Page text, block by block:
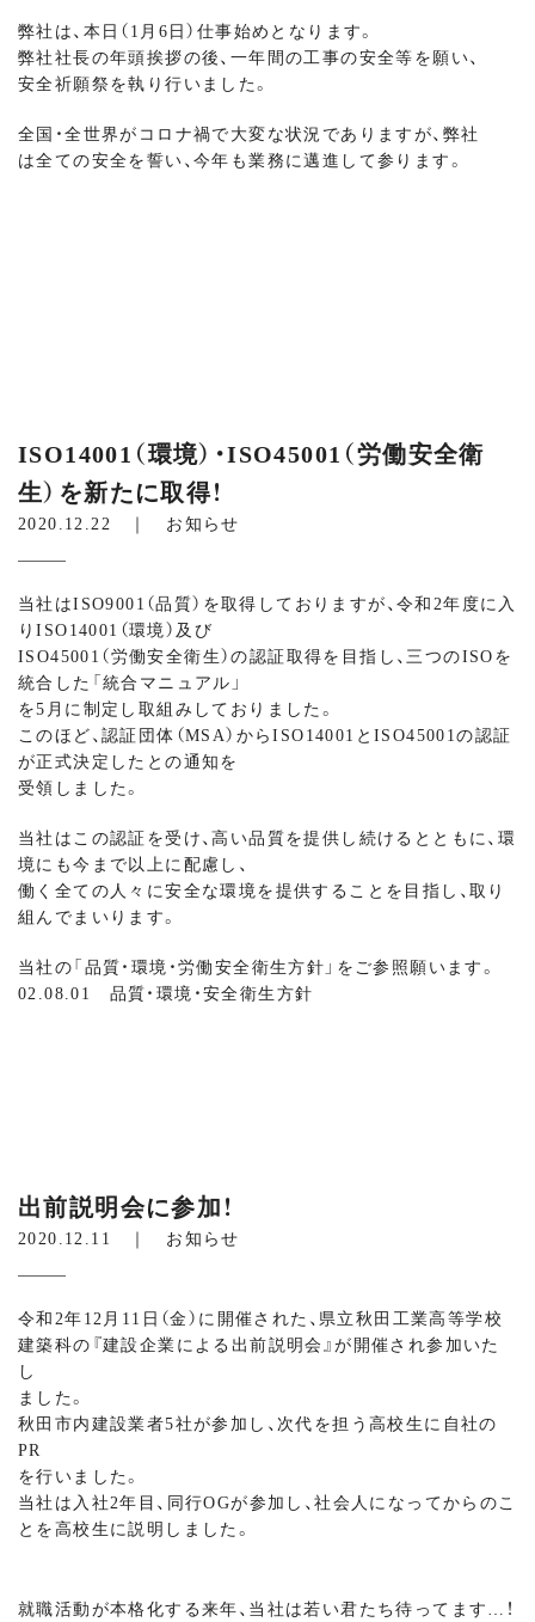
弊社は、本日（1月6日）仕事始めとなります。
弊社社長の年頭挨拶の後、一年間の工事の安全等を願い、
安全祈願祭を執り行いました。
全国・全世界がコロナ禍で大変な状況でありますが、弊社
は全ての安全を誓い、今年も業務に邁進して参ります。
ISO14001（環境）・ISO45001（労働安全衛
生）を新たに取得！
2020.12.22 ｜ お知らせ
当社はISO9001（品質）を取得しておりますが、令和2年度に入
りISO14001（環境）及び
ISO45001（労働安全衛生）の認証取得を目指し、三つのISOを
統合した「統合マニュアル」
を5月に制定し取組みしておりました。
このほど、認証団体（MSA）からISO14001とISO45001の認証
が正式決定したとの通知を
受領しました。
当社はこの認証を受け、高い品質を提供し続けるとともに、環
境にも今まで以上に配慮し、
働く全ての人々に安全な環境を提供することを目指し、取り
組んでまいります。
当社の「品質・環境・労働安全衛生方針」をご参照願います。
02.08.01 品質・環境・安全衛生方針
出前説明会に参加！
2020.12.11 ｜ お知らせ
令和2年12月11日（金）に開催された、県立秋田工業高等学校
建築科の『建設企業による出前説明会』が開催され参加いた
し
ました。
秋田市内建設業者5社が参加し、次代を担う高校生に自社の
PR
を行いました。
当社は入社2年目、同行OGが参加し、社会人になってからのこ
とを高校生に説明しました。
就職活動が本格化する来年、当社は若い君たち待ってます…！